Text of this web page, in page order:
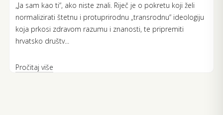
„Ja sam kao ti“, ako niste znali. Riječ je o pokretu koji želi
normalizirati štetnu i protuprirodnu „transrodnu“ ideologiju
koja prkosi zdravom razumu i znanosti, te pripremiti
hrvatsko društv...
Pročitaj više